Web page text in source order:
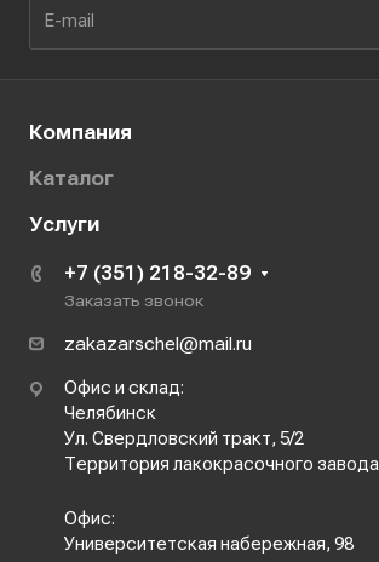
Компания
Каталог
Услуги
+7 (351) 218-32-89
Заказать звонок
zakazarschel@mail.ru
Офис и склад:
Челябинск
Ул. Свердловский тракт, 5/2
Территория лакокрасочного завода
Офис:
Университетская набережная, 98